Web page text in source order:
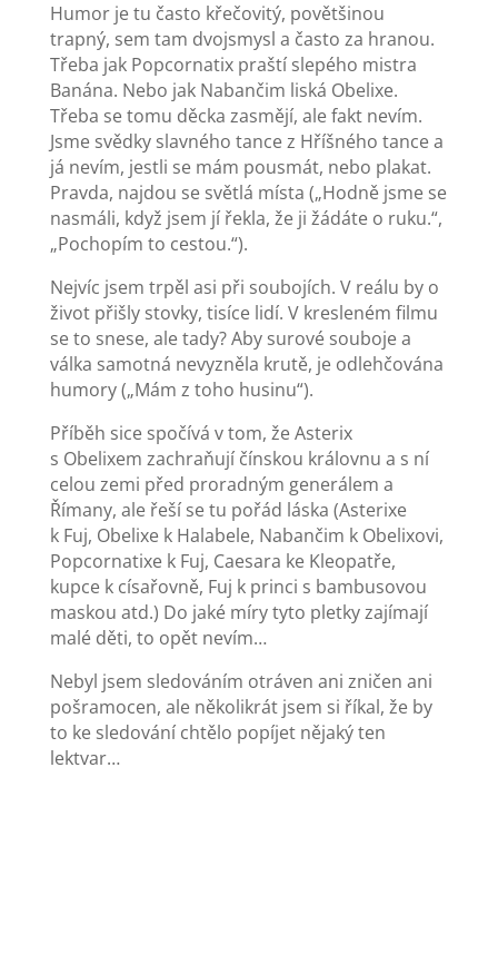
Humor je tu často křečovitý, povětšinou
trapný, sem tam dvojsmysl a často za hranou.
Třeba jak Popcornatix praští slepého mistra
Banána. Nebo jak Nabančim liská Obelixe.
Třeba se tomu děcka zasmějí, ale fakt nevím.
Jsme svědky slavného tance z Hříšného tance a
já nevím, jestli se mám pousmát, nebo plakat.
Pravda, najdou se světlá místa („Hodně jsme se
nasmáli, když jsem jí řekla, že ji žádáte o ruku.“,
„Pochopím to cestou.“).
Nejvíc jsem trpěl asi při soubojích. V reálu by o
život přišly stovky, tisíce lidí. V kresleném filmu
se to snese, ale tady? Aby surové souboje a
válka samotná nevyzněla krutě, je odlehčována
humory („Mám z toho husinu“).
Příběh sice spočívá v tom, že Asterix
s Obelixem zachraňují čínskou královnu a s ní
celou zemi před proradným generálem a
Římany, ale řeší se tu pořád láska (Asterixe
k Fuj, Obelixe k Halabele, Nabančim k Obelixovi,
Popcornatixe k Fuj, Caesara ke Kleopatře,
kupce k císařovně, Fuj k princi s bambusovou
maskou atd.) Do jaké míry tyto pletky zajímají
malé děti, to opět nevím…
Nebyl jsem sledováním otráven ani zničen ani
pošramocen, ale několikrát jsem si říkal, že by
to ke sledování chtělo popíjet nějaký ten
lektvar…